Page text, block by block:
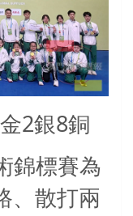
2銀8銅
錦標賽為
、散打兩